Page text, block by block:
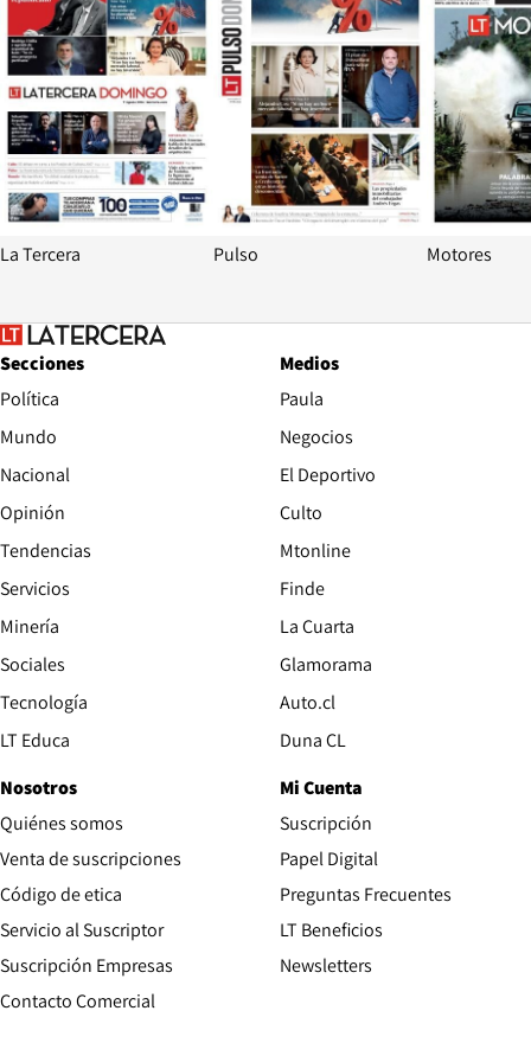
La Tercera Pulso Motores
Secciones
Política
Mundo
Nacional
Opinión
Tendencias
Servicios
Minería
Sociales
Tecnología
LT Educa
Medios
Paula
Negocios
El Deportivo
Culto
Mtonline
Finde
La Cuarta
Glamorama
Auto.clOpens in new window
Duna CLOpens in new window
Nosotros
Quiénes somos
Venta de suscripciones
Código de etica Opens in new window
Servicio al Suscriptor
Suscripción Empresas
Contacto ComercialOpens in new window
Mi Cuenta
Suscripción
Papel DigitalOpens in new
Preguntas Frecuentes
LT Beneficios
Newsletters